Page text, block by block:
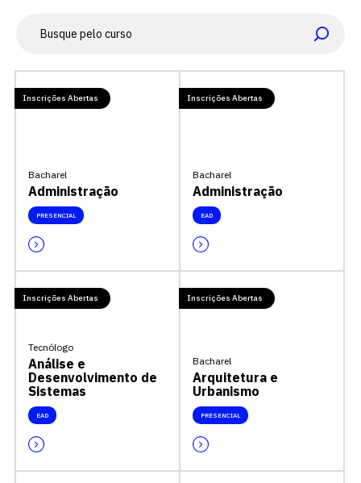
Inscrições Abertas
Bacharel
Administração
PRESENCIAL
Inscrições Abertas
Bacharel
Administração
EAD
Inscrições Abertas
Tecnólogo
Análise e
Desenvolvimento de
Sistemas
EAD
Inscrições Abertas
Bacharel
Arquitetura e
Urbanismo
PRESENCIAL